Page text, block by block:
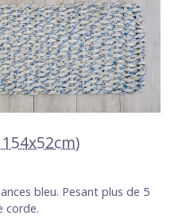
154x52cm)
bleu. Pesant plus de 5
corde.